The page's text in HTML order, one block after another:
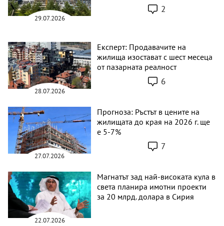
29.07.2026
2
28.07.2026
Експерт: Продавачите на
жилища изостават с шест месеца
от пазарната реалност
6
27.07.2026
Прогноза: Ръстът в цените на
жилищата до края на 2026 г. ще
е 5-7%
7
22.07.2026
Магнатът зад най-високата кула в
света планира имотни проекти
за 20 млрд. долара в Сирия